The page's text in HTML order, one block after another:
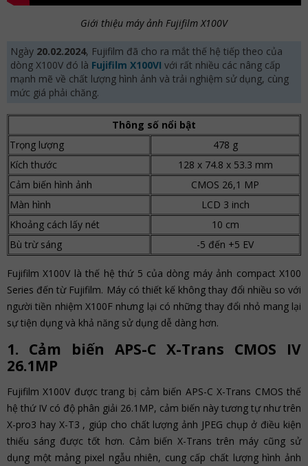
Giới thiệu máy ảnh Fujifilm X100V
Ngày 20.02.2024, Fujifilm đã cho ra mắt thế hệ tiếp theo của
dòng X100V đó là Fujifilm X100VI với rất nhiều các nâng cấp
mạnh mẽ về chất lượng hình ảnh và trải nghiệm sử dụng, cùng
mức giá phải chăng.
Thông số nổi bật
Trọng lượng
478 g
Kích thước
128 x 74.8 x 53.3 mm
Cảm biến hình ảnh
CMOS 26,1 MP
Màn hình
LCD 3 inch
Khoảng cách lấy nét
10 cm
Bù trừ sáng
-5 đến +5 EV
Fujifilm X100V là thế hệ thứ 5 của dòng máy ảnh compact X100
Series đến từ Fujifilm. Máy có thiết kế không thay đổi nhiều so với
người tiền nhiệm X100F nhưng lại có những thay đổi nhỏ mang lại
sự tiện dụng và khả năng sử dụng dễ dàng hơn.
1. Cảm biến APS-C X-Trans CMOS IV
26.1MP
Fujifilm X100V được trang bị cảm biến APS-C X-Trans CMOS thế
hệ thứ IV có độ phân giải 26.1MP, cảm biến này tương tự như trên
X-pro3 hay X-T3 , giúp cho chất lượng ảnh JPEG chụp ở điều kiện
thiếu sáng được tốt hơn. Cảm biến X-Trans trên máy cũng sử
dụng một mảng pixel ngẫu nhiên, cung cấp chất lượng hình ảnh